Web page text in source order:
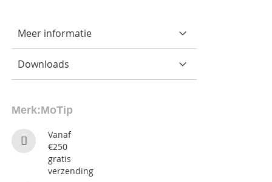
Merk:MoTip
Vanaf
€250
gratis
verzending
Meer informatie
Downloads